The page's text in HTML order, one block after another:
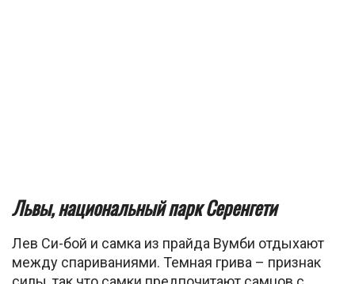
Львы, национальный парк Серенгети
Лев Си-бой и самка из прайда Вумби отдыхают
между спариваниями. Темная грива – признак